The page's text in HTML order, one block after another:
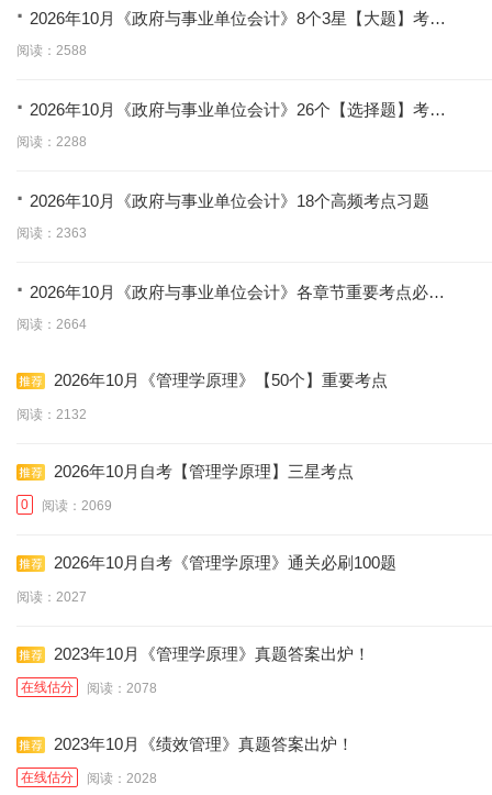
· 2026年10月《政府与事业单位会计》8个3星【大题】考点
【拿分必背】
阅读：2588
· 2026年10月《政府与事业单位会计》26个【选择题】考点
【拿分必学】
阅读：2288
· 2026年10月《政府与事业单位会计》18个高频考点习题
阅读：2363
· 2026年10月《政府与事业单位会计》各章节重要考点必考
题
阅读：2664
2026年10月《管理学原理》【50个】重要考点
阅读：2132
2026年10月自考【管理学原理】三星考点
0 阅读：2069
2026年10月自考《管理学原理》通关必刷100题
阅读：2027
2023年10月《管理学原理》真题答案出炉！
在线估分 阅读：2078
2023年10月《绩效管理》真题答案出炉！
在线估分 阅读：2028